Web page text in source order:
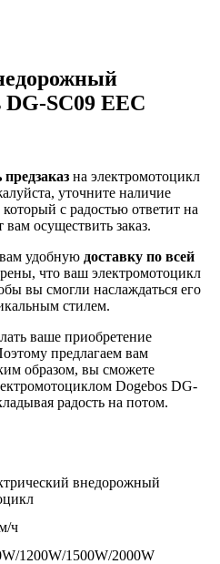
SC09 EEC
на электромотоцикл
уточните наличие
с радостью ответит на
осуществить заказ.
удобную доставку по всей
что ваш электромотоцикл
вы смогли наслаждаться его
стилем.
ваше приобретение
предлагаем вам
образом, вы сможете
Dogebos DG-
радость на потом.
внедорожный
ч
1200W/1500W/2000W